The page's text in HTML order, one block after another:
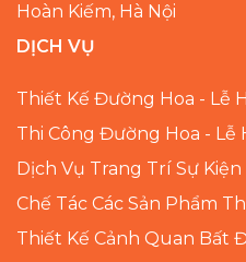
Hoàn Kiếm, Hà Nội
DỊCH VỤ
Thiết Kế Đường Hoa - Lễ
Thi Công Đường Hoa - Lễ
Dịch Vụ Trang Trí Sự Kiện
Chế Tác Các Sản Phẩm
Thiết Kế Cảnh Quan Bất